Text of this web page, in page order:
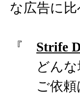
な広告に比
『 Strife
どんな場
ご依頼